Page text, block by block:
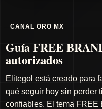
CANAL ORO MX
Guía FREE
autorizados
Elitegol está creado para
qué seguir hoy sin perder
confiables. El tema